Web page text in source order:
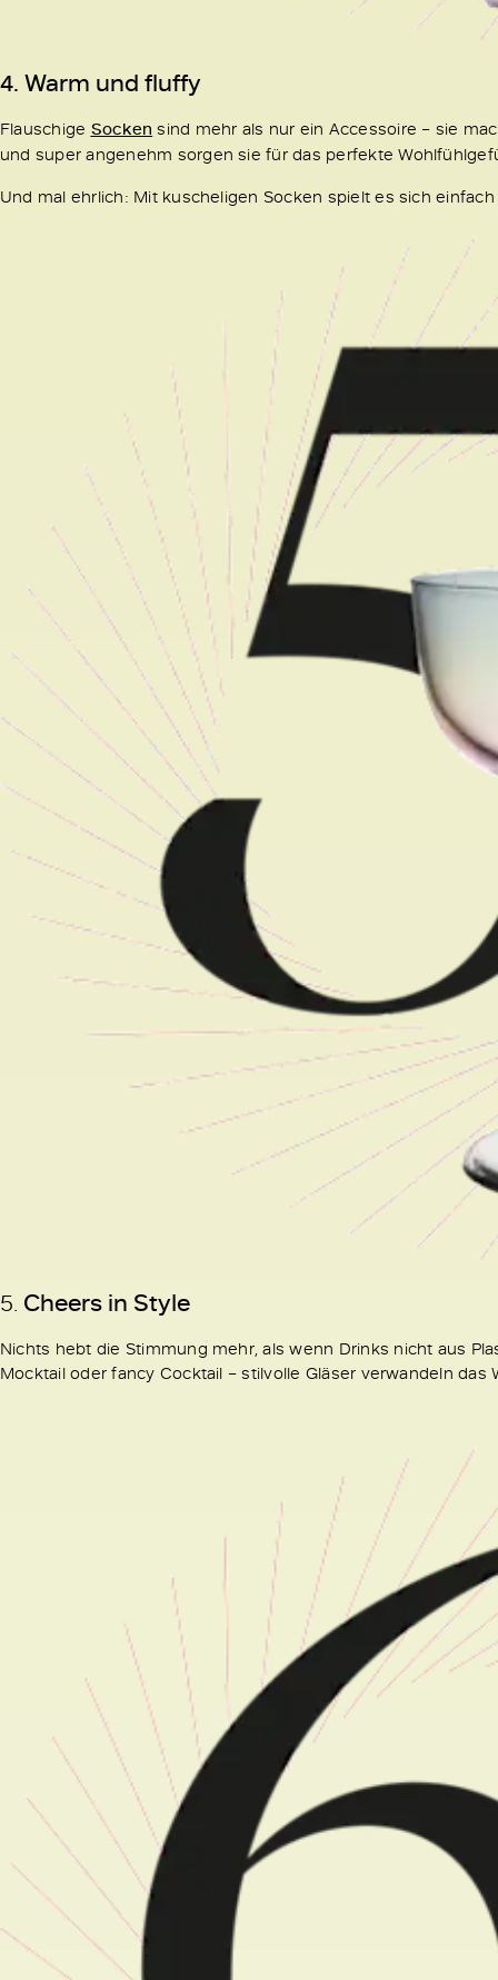
4. Warm und fluffy
Flauschige Socken sind mehr als nur ein Accessoire – sie
und super angenehm sorgen sie für das perfekte
Und mal ehrlich: Mit kuscheligen Socken spielt es sich
5. Cheers in Style
Nichts hebt die Stimmung mehr, als wenn Drinks nicht aus
Mocktail oder fancy Cocktail – stilvolle Gläser verwandeln